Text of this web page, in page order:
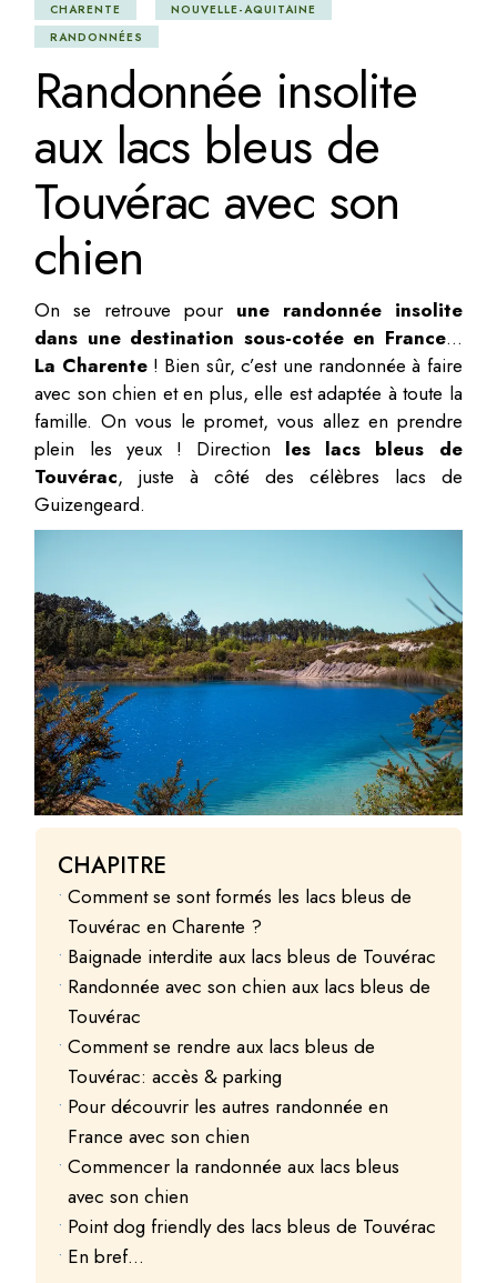
CHARENTE
NOUVELLE-AQUITAINE
RANDONNÉES
Randonnée insolite
aux lacs bleus de
Touvérac avec son
chien
On se retrouve pour une randonnée insolite
dans une destination sous-cotée en France…
La Charente! Bien sûr, c’est une randonnée à faire
avec son chien et en plus, elle est adaptée à toute la
famille. On vous le promet, vous allez en prendre
plein les yeux ! Direction les lacs bleus de
Touvérac, juste à côté des célèbres lacs de
Guizengeard.
CHAPITRE
Comment se sont formés les lacs bleus de
Touvérac en Charente ?
Baignade interdite aux lacs bleus de Touvérac
Randonnée avec son chien aux lacs bleus de
Touvérac
Comment se rendre aux lacs bleus de
Touvérac: accès & parking
Pour découvrir les autres randonnée en
France avec son chien
Commencer la randonnée aux lacs bleus
avec son chien
Point dog friendly des lacs bleus de Touvérac
En bref…